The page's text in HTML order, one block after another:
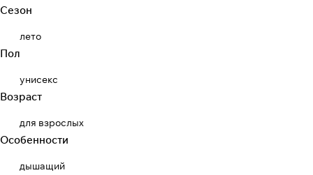
Сезон
лето
Пол
унисекс
Возраст
для взрослых
Особенности
дышащий